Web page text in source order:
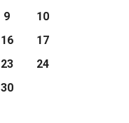
9
10
16
17
23
24
30